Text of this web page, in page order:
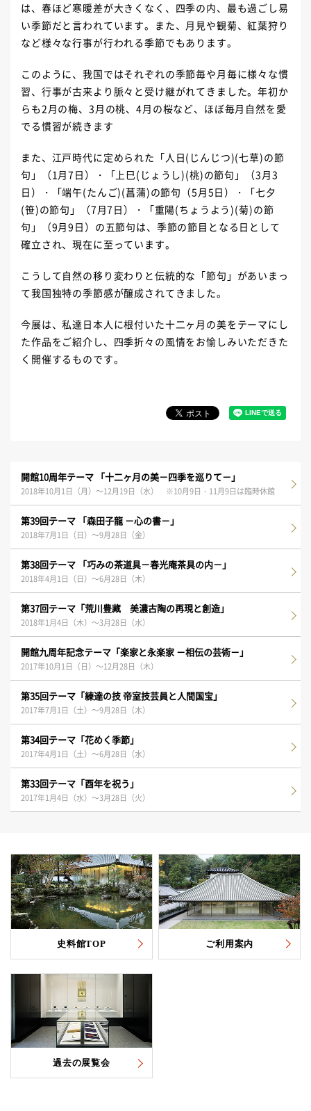
は、春ほど寒暖差が大きくなく、四季の内、最も過ごし易
い季節だと言われています。また、月見や観菊、紅葉狩り
など様々な行事が行われる季節でもあります。
このように、我国ではそれぞれの季節毎や月毎に様々な慣
習、行事が古来より脈々と受け継がれてきました。年初か
らも2月の梅、3月の桃、4月の桜など、ほぼ毎月自然を愛
でる慣習が続きます
また、江戸時代に定められた「人日(じんじつ)(七草)の節
句」（1月7日）・「上巳(じょうし)(桃)の節句」（3月3
日）・「端午(たんご)(菖蒲)の節句（5月5日）・「七夕
(笹)の節句」（7月7日）・「重陽(ちょうよう)(菊)の節
句」（9月9日）の五節句は、季節の節目となる日として
確立され、現在に至っています。
こうして自然の移り変わりと伝統的な「節句」があいまっ
て我国独特の季節感が醸成されてきました。
今展は、私達日本人に根付いた十二ヶ月の美をテーマにし
た作品をご紹介し、四季折々の風情をお愉しみいただきた
く開催するものです。
開館10周年テーマ 「十二ヶ月の美－四季を巡りて－」
2018年10月1日（月）～12月19日（水） ※10月9日・11月9日は臨時休館
第39回テーマ 「森田子龍 －心の書－」
2018年7月1日（日）～9月28日（金）
第38回テーマ 「巧みの茶道具－春光庵茶具の内－」
2018年4月1日（日）～6月28日（木）
第37回テーマ「荒川豊藏 美濃古陶の再現と創造」
2018年1月4日（木）～3月28日（水）
開館九周年記念テーマ「楽家と永楽家 －相伝の芸術－」
2017年10月1日（日）～12月28日（木）
第35回テーマ「練達の技 帝室技芸員と人間国宝」
2017年7月1日（土）～9月28日（木）
第34回テーマ「花めく季節」
2017年4月1日（土）～6月28日（水）
第33回テーマ「酉年を祝う」
2017年1月4日（水）～3月28日（火）
史料館TOP ご利用案内
過去の展覧会